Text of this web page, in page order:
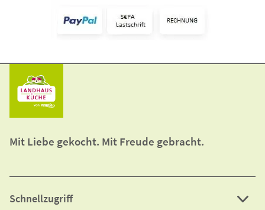
Mit Liebe gekocht. Mit Freude gebracht.
Schnellzugriff